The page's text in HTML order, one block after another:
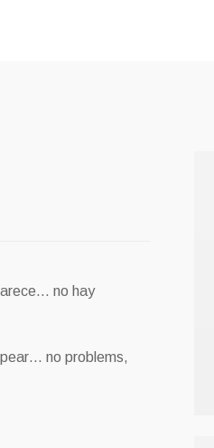
no hay
no problems,